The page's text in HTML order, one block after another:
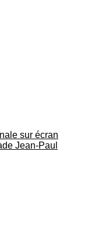
sur écran
Jean-Paul